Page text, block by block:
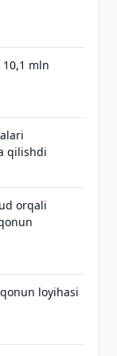
mln
qilishdi
orqali
loyihasi